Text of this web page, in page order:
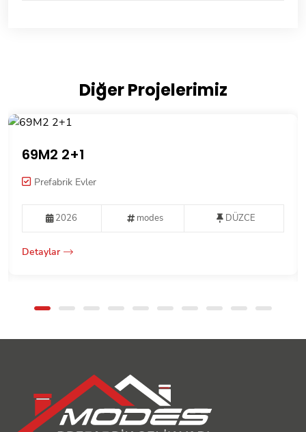
Diğer Projelerimiz
69M2 2+1
Prefabrik Evler
2026 modes DÜZCE
Detaylar